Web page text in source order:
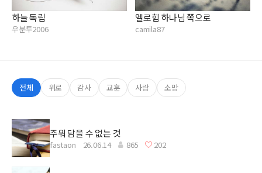
하늘 독립
우분투2006
엘로힘 하나님 쪽으로
camila87
전체 위로 감사 교훈 사랑 소망
주워 담을 수 없는 것
fastaon 26.06.14 865 202